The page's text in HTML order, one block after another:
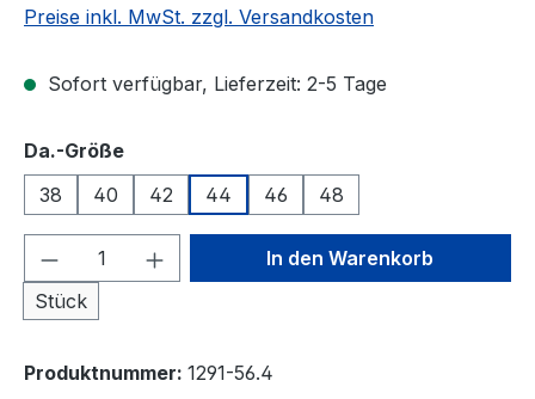
Preise inkl. MwSt. zzgl. Versandkosten
Sofort verfügbar, Lieferzeit: 2-5 Tage
Da.-Größeauswählen
38
40 42 44 46 48
Produkt Anzahl: Gib den
Stück
In den Warenkorb
Produktnummer: 1291-56.4